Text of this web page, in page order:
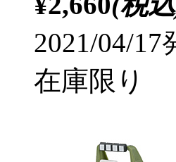
2021/04/17
在庫限り